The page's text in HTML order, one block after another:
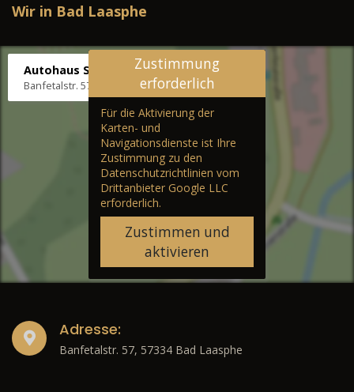
Wir in Bad Laasphe
Autohaus Stenger
Banfetalstr. 57, 57334 Bad Laasphe
Zustimmung
erforderlich
Für die Aktivierung der
Karten- und
Navigationsdienste ist Ihre
Zustimmung zu den
Datenschutzrichtlinien vom
Drittanbieter Google LLC
erforderlich.
Zustimmen und
aktivieren
Adresse:
Banfetalstr. 57, 57334 Bad Laasphe